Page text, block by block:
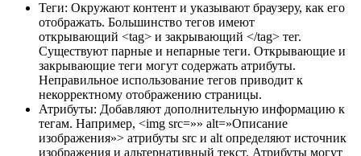
Теги: Окружают контент и указывают браузеру, как его
отображать. Большинство тегов имеют
открывающий <tag> и закрывающий </tag> тег.
Существуют парные и непарные теги. Открывающие и
закрывающие теги могут содержать атрибуты.
Неправильное использование тегов приводит к
некорректному отображению страницы.
Атрибуты: Добавляют дополнительную информацию к
тегам. Например, <img src=»» alt=»Описание
изображения»> атрибуты src и alt определяют источник
изображения и альтернативный текст. Атрибуты могут